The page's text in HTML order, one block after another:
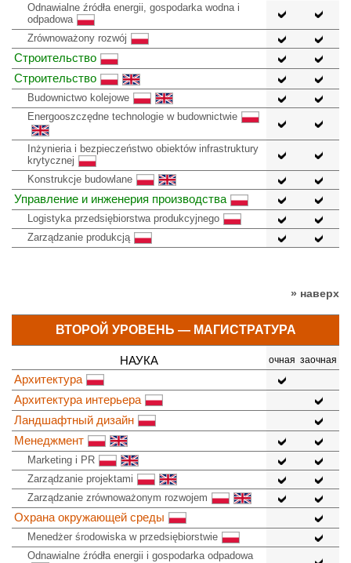
Odnawialne źródła energii, gospodarka wodna i
odpadowa
Zrównoważony rozwój
Строительство
Строительство
Budownictwo kolejowe
Energooszczędne technologie w budownictwie
Inżynieria i bezpieczeństwo obiektów infrastruktury
krytycznej
Konstrukcje budowlane
Управление и инженерия производства
Logistyka przedsiębiorstwa produkcyjnego
Zarządzanie produkcją
» наверх
ВТОРОЙ УРОВЕНЬ — МАГИСТРАТУРА
НАУКА очная заочная
Архитектура
Архитектура интерьера
Ландшафтный дизайн
Менеджмент
Marketing i PR
Zarządzanie projektami
Zarządzanie zrównoważonym rozwojem
Охрана окружающей среды
Menedżer środowiska w przedsiębiorstwie
Odnawialne źródła energii i gospodarka odpadowa